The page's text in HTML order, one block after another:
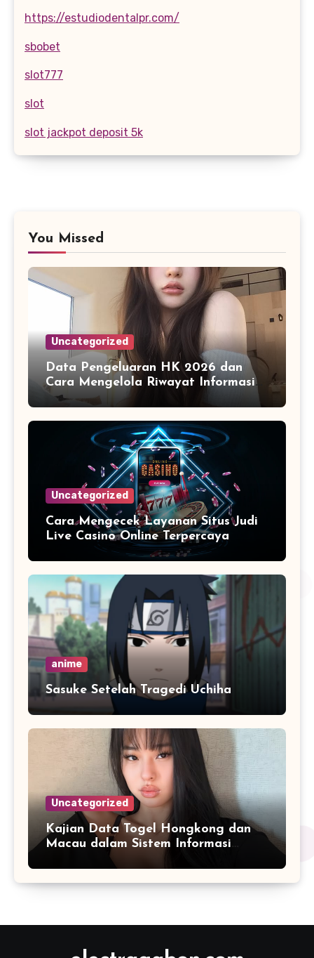
https://estudiodentalpr.com/
sbobet
slot777
slot
slot jackpot deposit 5k
You Missed
Uncategorized
Data Pengeluaran HK 2026 dan
Cara Mengelola Riwayat Informasi
Pasaran Secara Modern
Uncategorized
Cara Mengecek Layanan Situs Judi
Live Casino Online Terpercaya
anime
Sasuke Setelah Tragedi Uchiha
Uncategorized
Kajian Data Togel Hongkong dan
Macau dalam Sistem Informasi